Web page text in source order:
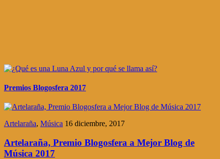
Premios Blogosfera 2017
Artelaraña, Música 16 diciembre, 2017
Artelaraña, Premio Blogosfera a Mejor Blog de
Música 2017